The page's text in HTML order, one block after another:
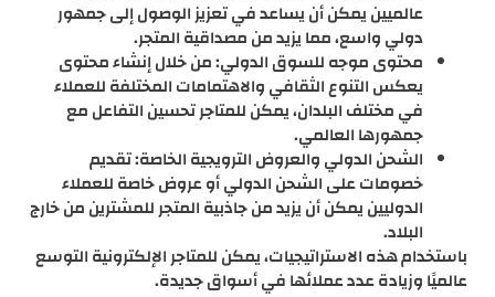
عالميين يمكن أن يساعد في تعزيز الوصول إلى جمهور
دولي واسع، مما يزيد من مصداقية المتجر.
محتوى موجه للسوق الدولي: من خلال إنشاء محتوى
يعكس التنوع الثقافي والاهتمامات المختلفة للعملاء
في مختلف البلدان، يمكن للمتاجر تحسين التفاعل مع
جمهورها العالمي.
الشحن الدولي والعروض الترويجية الخاصة: تقديم
خصومات على الشحن الدولي أو عروض خاصة للعملاء
الدوليين يمكن أن يزيد من جاذبية المتجر للمشترين من خارج
البلاد.
باستخدام هذه الاستراتيجيات، يمكن للمتاجر الإلكترونية التوسع
عالميًا وزيادة عدد عملائها في أسواق جديدة.